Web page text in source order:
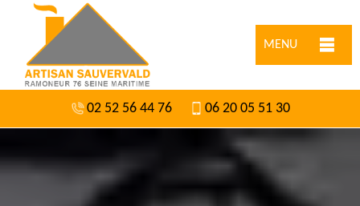
MENU
02 52 56 44 76 06 20 05 51 30